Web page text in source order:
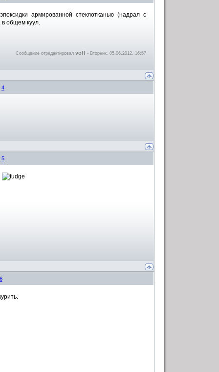
армированной стеклотканью (надрал с
в общем куул.
Сообщение отредактировал voff - Вторник, 05.06.2012, 16:57
4
5